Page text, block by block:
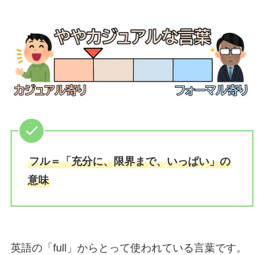
フル＝「充分に、限界まで、いっぱい」の
意味
英語の「full」からとって使われている言葉です。